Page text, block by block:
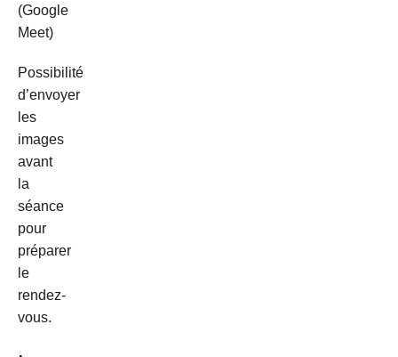
(Google
Meet)
Possibilité
d’envoyer
les
images
avant
la
séance
pour
préparer
le
rendez-
vous.